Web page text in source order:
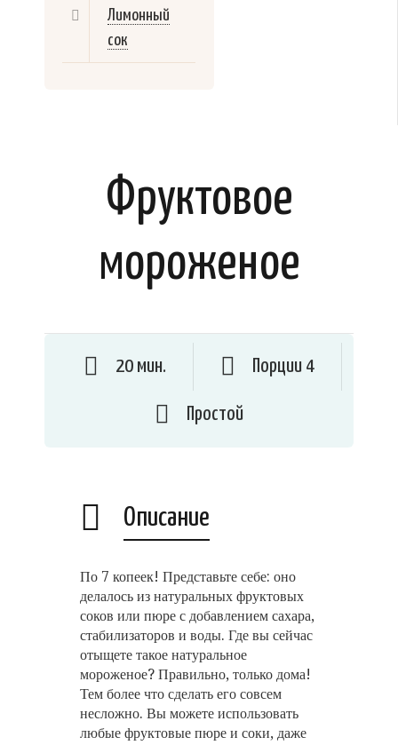
Лимонный
сок
Фруктовое
мороженое
20 мин. Порции 4
Простой
Описание
По 7 копеек! Представьте себе: оно
делалось из натуральных фруктовых
соков или пюре с добавлением сахара,
стабилизаторов и воды. Где вы сейчас
отыщете такое натуральное
мороженое? Правильно, только дома!
Тем более что сделать его совсем
несложно. Вы можете использовать
любые фруктовые пюре и соки, даже